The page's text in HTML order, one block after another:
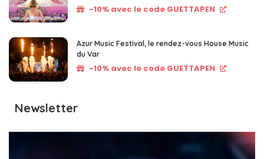
-10% avec le code GUETTAPEN
Azur Music Festival, le rendez-vous House Music
du Var
-10% avec le code GUETTAPEN
Newsletter